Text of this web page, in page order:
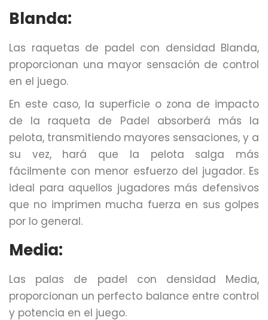
Blanda:
Las raquetas de padel con densidad Blanda,
proporcionan una mayor sensación de control
en el juego.
En este caso, la superficie o zona de impacto
de la raqueta de Padel absorberá más la
pelota, transmitiendo mayores sensaciones, y a
su vez, hará que la pelota salga más
fácilmente con menor esfuerzo del jugador. Es
ideal para aquellos jugadores más defensivos
que no imprimen mucha fuerza en sus golpes
por lo general.
Media:
Las palas de padel con densidad Media,
proporcionan un perfecto balance entre control
y potencia en el juego.